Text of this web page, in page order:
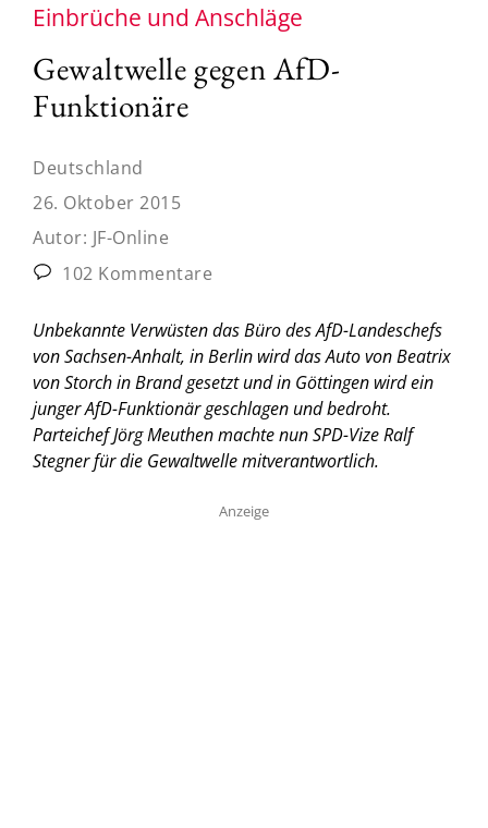
Einbrüche und Anschläge
Gewaltwelle gegen AfD-
Funktionäre
Deutschland
26. Oktober 2015
Autor: JF-Online
102 Kommentare
Unbekannte Verwüsten das Büro des AfD-Landeschefs
von Sachsen-Anhalt, in Berlin wird das Auto von Beatrix
von Storch in Brand gesetzt und in Göttingen wird ein
junger AfD-Funktionär geschlagen und bedroht.
Parteichef Jörg Meuthen machte nun SPD-Vize Ralf
Stegner für die Gewaltwelle mitverantwortlich.
Anzeige